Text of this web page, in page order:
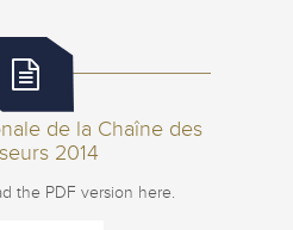
de la Chaîne des
2014
the PDF version here.